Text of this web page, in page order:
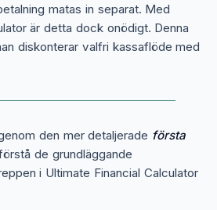
matas in separat. Med
är detta dock onödigt. Denna
diskonterar valfri kassaflöde med
den mer detaljerade första
de grundläggande
i Ultimate Financial Calculator